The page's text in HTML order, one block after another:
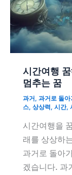
시간여행
멈추는 꿈
과거 , 과거로 돌아
스, 상상력 , 시간,
시간여행을
래를 상상하
과거로 돌아
겠습니다. 과